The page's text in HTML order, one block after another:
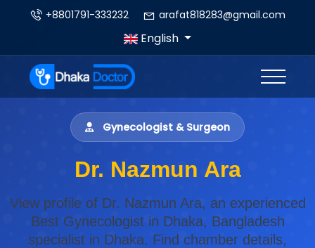
+8801791-333232 arafat818283@gmail.com
English
Gynecologist & Surgeon
Dr. Nazmun Ara
View profile of Dr. Nazmun Ara, an experienced
Best Gynecologist in Dhaka, Bangladesh
specialist in Dhaka. Find chamber details,